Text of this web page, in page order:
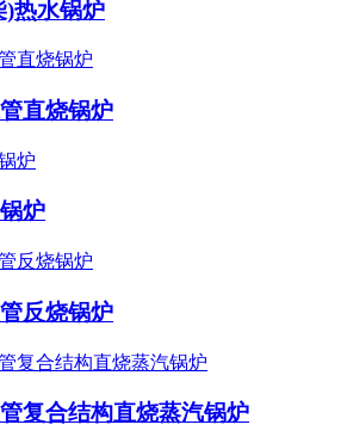
)热水锅炉
直烧锅炉
炉
反烧锅炉
复合结构直烧蒸汽锅炉